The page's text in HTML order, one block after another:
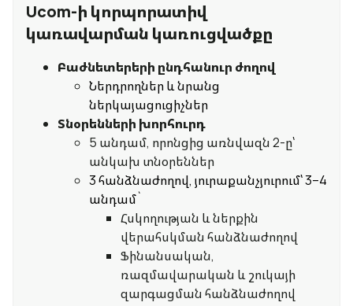
Ucom-ի կորպորատիվ
կառավարման կառուցվածքը
Բաժնետերերի ընդհանուր ժողով
Ներդրողներ և նրանց
ներկայացուցիչներ
Տնօրենների խորհուրդ
5 անդամ, որոնցից առնվազն 2-ը՝
անկախ տնօրեններ
3 հանձնաժողով, յուրաքանչյուրում՝ 3–4
անդամ`
Հսկողության և ներքին
վերահսկման հանձնաժողով
Ֆինանսական,
ռազմավարական և շուկայի
զարգացման հանձնաժողով